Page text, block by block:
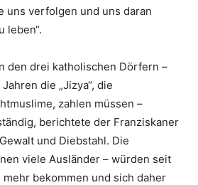
uns verfolgen und uns daran
leben“.
den drei katholischen Dörfern –
die „Jizya“, die
zahlen müssen –
berichtete der Franziskaner
und Diebstahl. Die
viele Ausländer – würden seit
bekommen und sich daher